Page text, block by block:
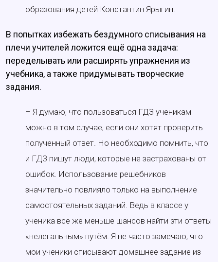
образования детей Константин Ярыгин.
В попытках избежать бездумного списывания на
плечи учителей ложится ещё одна задача:
переделывать или расширять упражнения из
учебника, а также придумывать творческие
задания.
– Я думаю, что пользоваться ГДЗ ученикам
можно в том случае, если они хотят проверить
полученный ответ. Но необходимо помнить, что
и ГДЗ пишут люди, которые не застрахованы от
ошибок. Использование решебников
значительно повлияло только на выполнение
самостоятельных заданий. Ведь в классе у
ученика всё же меньше шансов найти эти ответы
«нелегальным» путём. Я не часто замечаю, что
мои ученики списывают домашнее задание из